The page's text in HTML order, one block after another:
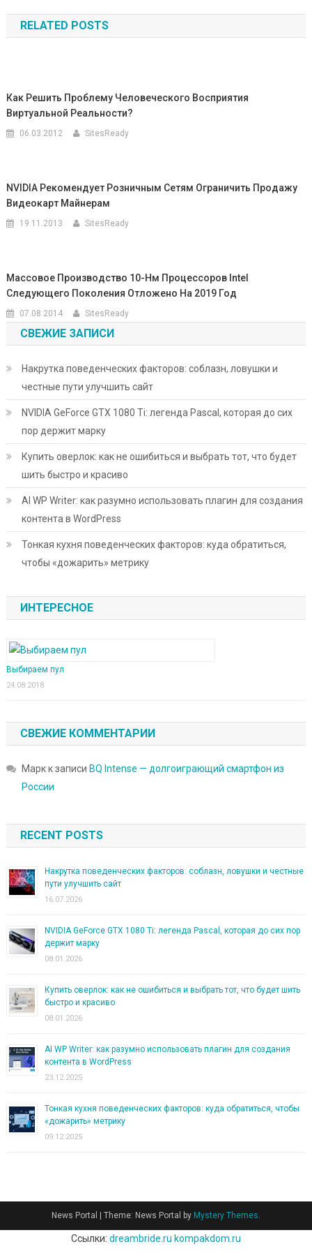
по
записям
RELATED POSTS
Как Решить Проблему Человеческого Восприятия
Виртуальной Реальности?
06.03.2012 SitesReady
NVIDIA Рекомендует Розничным Сетям Ограничить Продажу
Видеокарт Майнерам
19.11.2013 SitesReady
Массовое Производство 10-Нм Процессоров Intel
Следующего Поколения Отложено На 2019 Год
07.08.2014 SitesReady
СВЕЖИЕ ЗАПИСИ
Накрутка поведенческих факторов: соблазн, ловушки и
честные пути улучшить сайт
NVIDIA GeForce GTX 1080 Ti: легенда Pascal, которая до сих
пор держит марку
Купить оверлок: как не ошибиться и выбрать тот, что будет
шить быстро и красиво
AI WP Writer: как разумно использовать плагин для создания
контента в WordPress
Тонкая кухня поведенческих факторов: куда обратиться,
чтобы «дожарить» метрику
ИНТЕРЕСНОЕ
Выбираем пул
24.08.2018
СВЕЖИЕ КОММЕНТАРИИ
Маркк записи BQ Intense — долгоиграющий смартфон из
России
RECENT POSTS
Накрутка поведенческих факторов: соблазн, ловушки и честные
пути улучшить сайт
16.07.2026
NVIDIA GeForce GTX 1080 Ti: легенда Pascal, которая до сих пор
держит марку
08.01.2026
Купить оверлок: как не ошибиться и выбрать тот, что будет шить
быстро и красиво
08.01.2026
AI WP Writer: как разумно использовать плагин для создания
контента в WordPress
23.12.2025
Тонкая кухня поведенческих факторов: куда обратиться, чтобы
«дожарить» метрику
09.12.2025
News Portal Theme: News Portal by Mystery Themes.
Ссылки: dreambride.ru kompakdom.ru